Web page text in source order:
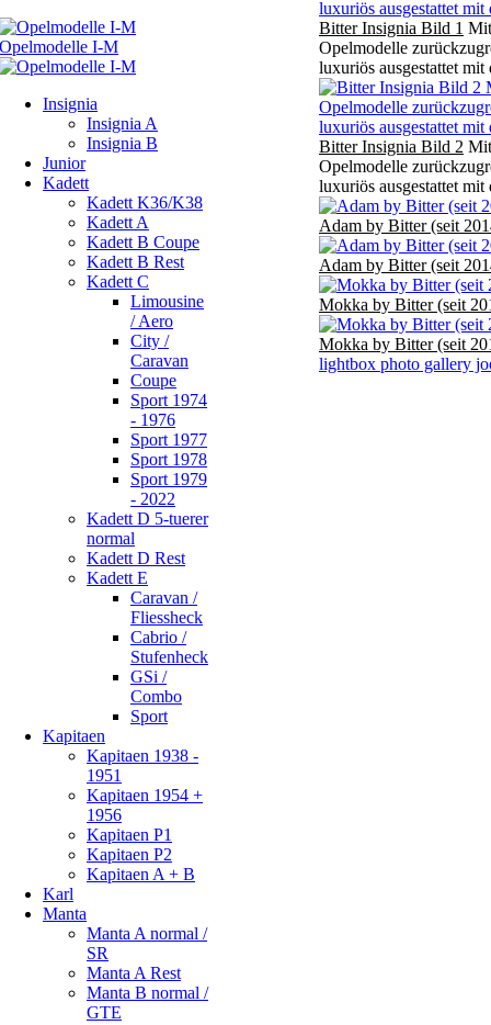
Insignia
Insignia A
Insignia B
Junior
Kadett
Kadett K36/K38
Kadett A
Kadett B Coupe
Kadett B Rest
Kadett C
Limousine
/ Aero
City /
Caravan
Coupe
Sport 1974
- 1976
Sport 1977
Sport 1978
Sport 1979
- 2022
Kadett D 5-tuerer
normal
Kadett D Rest
Kadett E
Caravan /
Fliessheck
Cabrio /
Stufenheck
GSi /
Combo
Sport
Kapitaen
Kapitaen 1938 -
1951
Kapitaen 1954 +
1956
Kapitaen P1
Kapitaen P2
Kapitaen A + B
Karl
Manta
Manta A normal /
SR
Manta A Rest
Manta B normal /
GTE
Bitter Insignia Bild 1
Opelmodelle
luxuriös ausgestattet
Bitter Insignia Bild 2
Opelmodelle
luxuriös ausgestattet
Adam by Bitter (seit
Adam by Bitter (seit
Mokka by Bitter (seit
Mokka by Bitter (seit
lightbox photo gallery